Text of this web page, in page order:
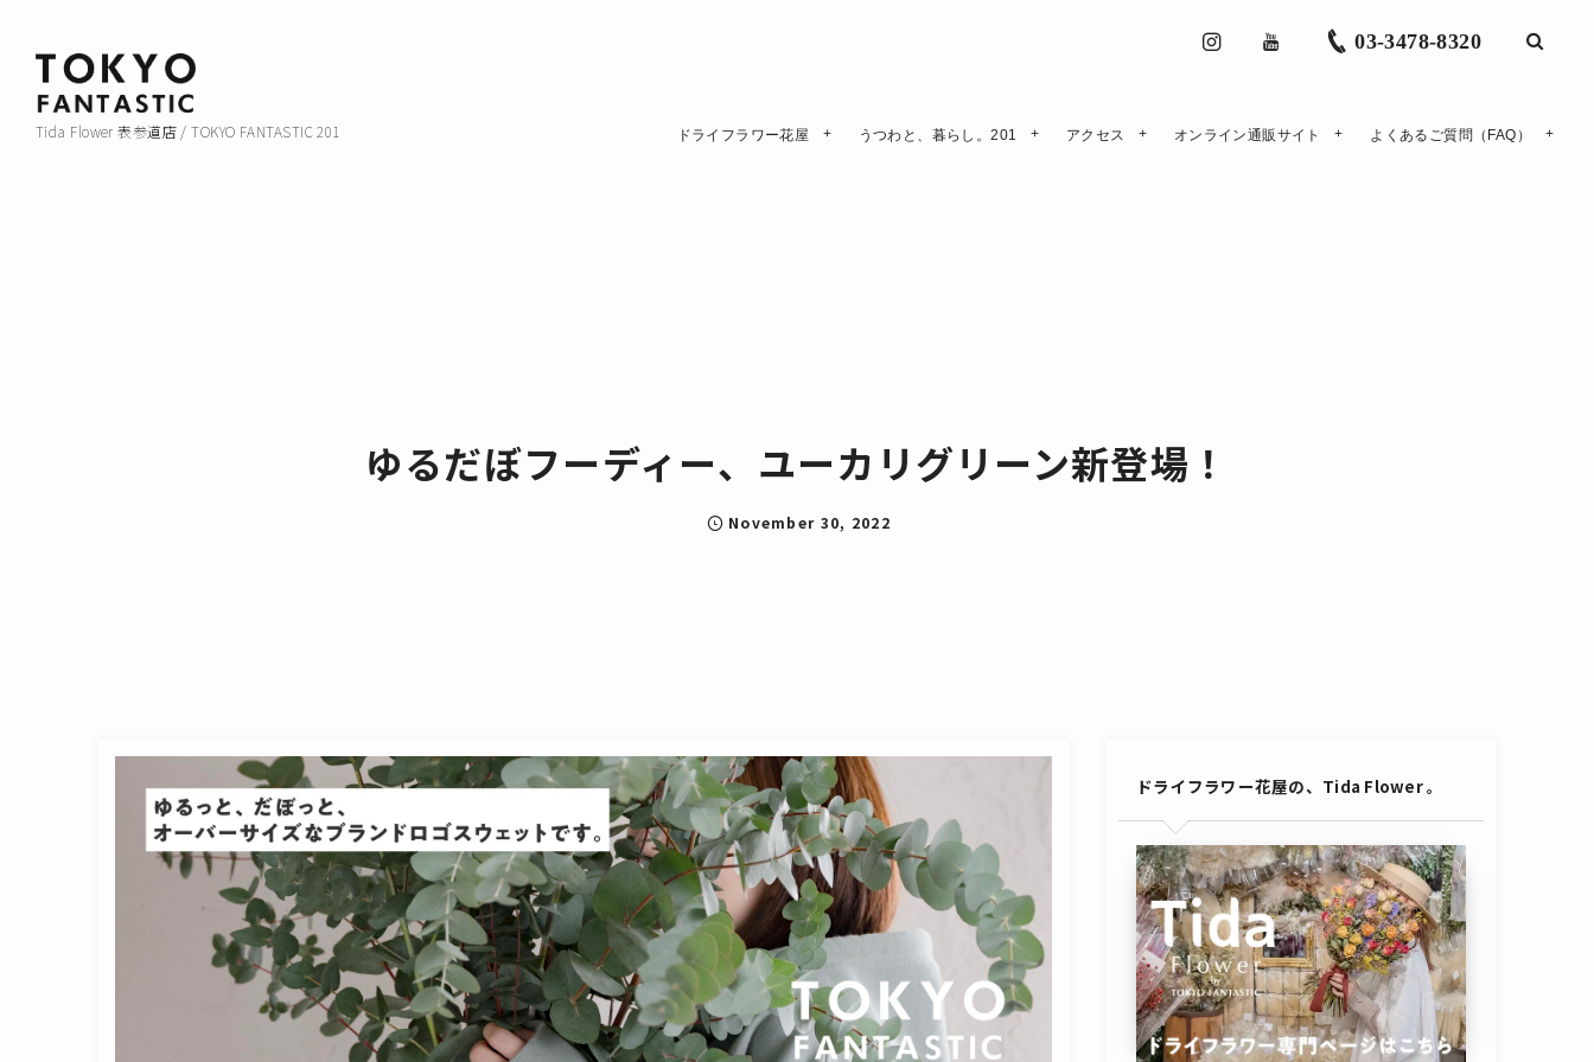
Tida Flower 表参道店 / TOKYO FANTASTIC 201
03-3478-8320
ドライフラワー花屋 うつわと、暮らし。201 アクセス オンライン通販サイト よくあるご質問（FAQ）
ゆるだぼフーディー、ユーカリグリーン新登場！
November 30, 2022
ドライフラワー花屋の、Tida Flower 。